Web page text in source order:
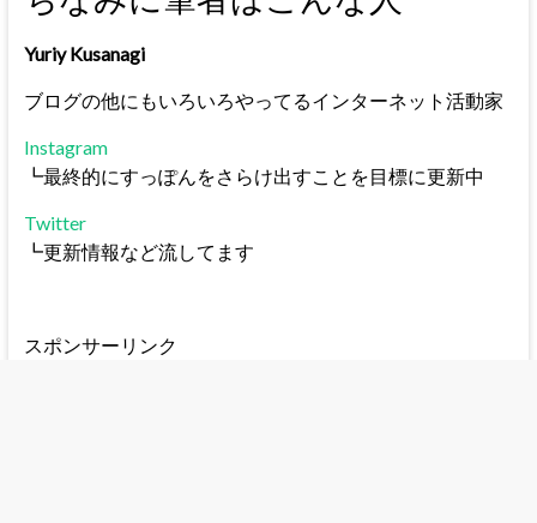
Yuriy Kusanagi
ブログの他にもいろいろやってるインターネット活動家
Instagram
┗最終的にすっぽんをさらけ出すことを目標に更新中
Twitter
┗更新情報など流してます
スポンサーリンク